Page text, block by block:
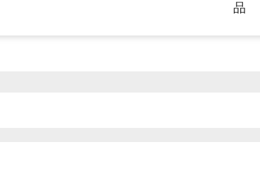
品